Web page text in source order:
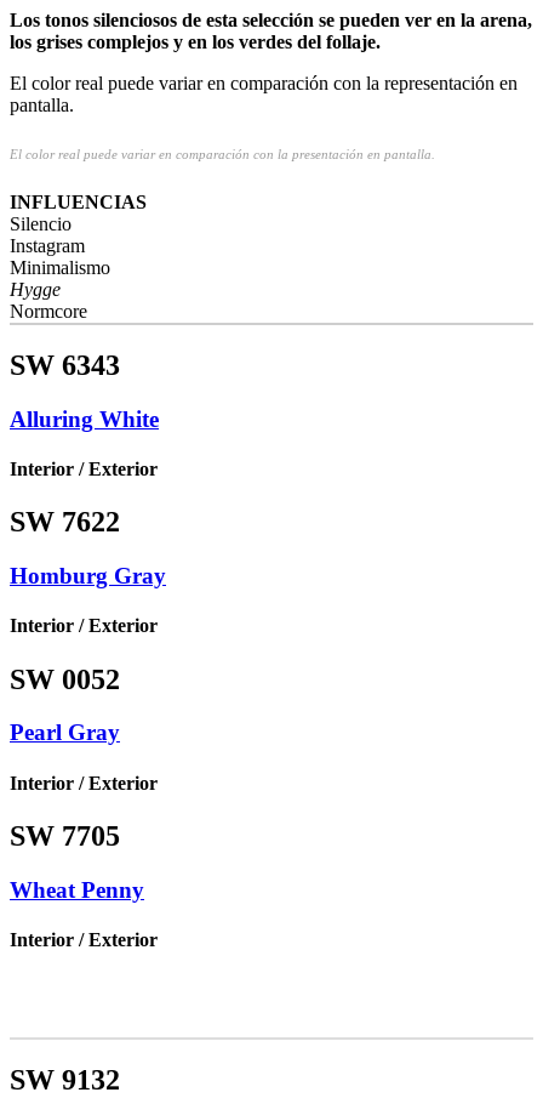
Los tonos silenciosos de esta selección se pueden ver en la arena,
los grises complejos y en los verdes del follaje.
El color real puede variar en comparación con la representación en
pantalla.
El color real puede variar en comparación con la presentación en pantalla.
INFLUENCIAS
Silencio
Instagram
Minimalismo
Hygge
Normcore
SW 6343
Alluring White
Interior / Exterior
SW 7622
Homburg Gray
Interior / Exterior
SW 0052
Pearl Gray
Interior / Exterior
SW 7705
Wheat Penny
Interior / Exterior
SW 9132